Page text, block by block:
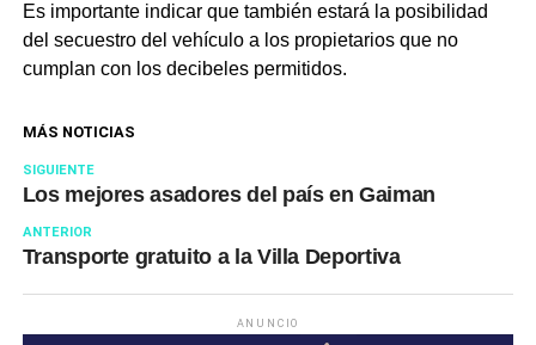
Es importante indicar que también estará la posibilidad
del secuestro del vehículo a los propietarios que no
cumplan con los decibeles permitidos.
MÁS NOTICIAS
SIGUIENTE
Los mejores asadores del país en Gaiman
ANTERIOR
Transporte gratuito a la Villa Deportiva
ANUNCIO